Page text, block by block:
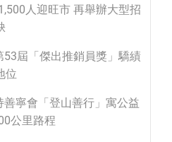
人迎旺市 再舉辦大型招
53屆「傑出推銷員獎」驕績
位
寧會「登山善行」寓公益
公里路程